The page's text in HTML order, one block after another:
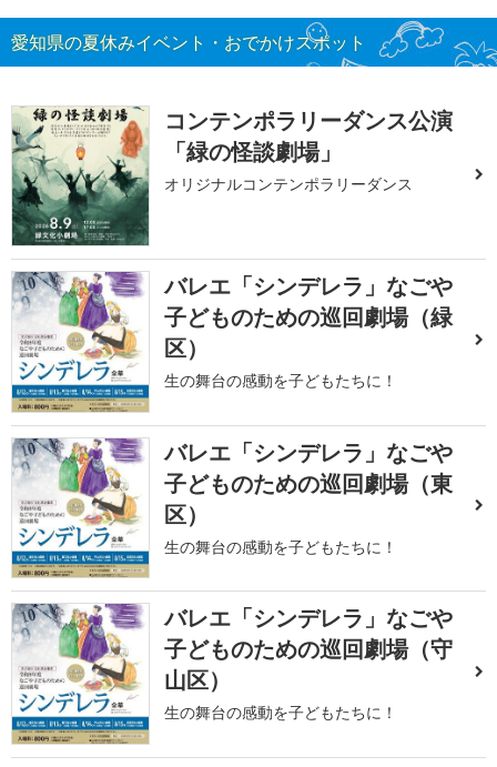
愛知県の夏休みイベント・おでかけスポット
コンテンポラリーダンス公演
「緑の怪談劇場」
オリジナルコンテンポラリーダンス
バレエ「シンデレラ」なごや
子どものための巡回劇場（緑
区）
生の舞台の感動を子どもたちに！
バレエ「シンデレラ」なごや
子どものための巡回劇場（東
区）
生の舞台の感動を子どもたちに！
バレエ「シンデレラ」なごや
子どものための巡回劇場（守
山区）
生の舞台の感動を子どもたちに！